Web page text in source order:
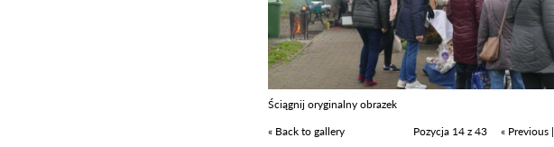
Ściągnij oryginalny obrazek
« Back to gallery
Pozycja 14 z 43 « Previous |